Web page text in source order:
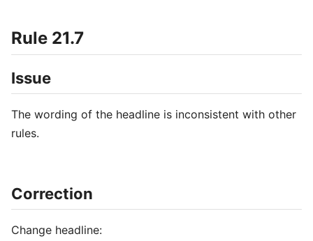
Rule 21.7
Issue
The wording of the headline is inconsistent with other
rules.
Correction
Change headline: